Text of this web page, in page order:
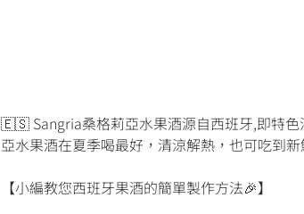
🇪🇸 Sangria桑格莉亞水果酒源自西班牙,即特色
亞水果酒在夏季喝最好，清涼解熱，也可吃到新
【小編教您西班牙果酒的簡單製作方法🎉】